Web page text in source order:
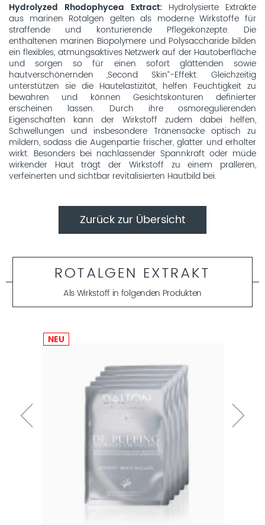
Hydrolyzed Rhodophycea Extract: Hydrolysierte Extrakte
aus marinen Rotalgen gelten als moderne Wirkstoffe für
straffende und konturierende Pflegekonzepte. Die
enthaltenen marinen Biopolymere und Polysaccharide bilden
ein flexibles, atmungsaktives Netzwerk auf der Hautoberfläche
und sorgen so für einen sofort glättenden sowie
hautverschönernden „Second Skin“-Effekt. Gleichzeitig
unterstützen sie die Hautelastizität, helfen Feuchtigkeit zu
bewahren und können Gesichtskonturen definierter
erscheinen lassen. Durch ihre osmoregulierenden
Eigenschaften kann der Wirkstoff zudem dabei helfen,
Schwellungen und insbesondere Tränensäcke optisch zu
mildern, sodass die Augenpartie frischer, glatter und erholter
wirkt. Besonders bei nachlassender Spannkraft oder müde
wirkender Haut trägt der Wirkstoff zu einem pralleren,
verfeinerten und sichtbar revitalisierten Hautbild bei.
Zurück zur Übersicht
ROTALGEN EXTRAKT
Als Wirkstoff in folgenden Produkten
NEU